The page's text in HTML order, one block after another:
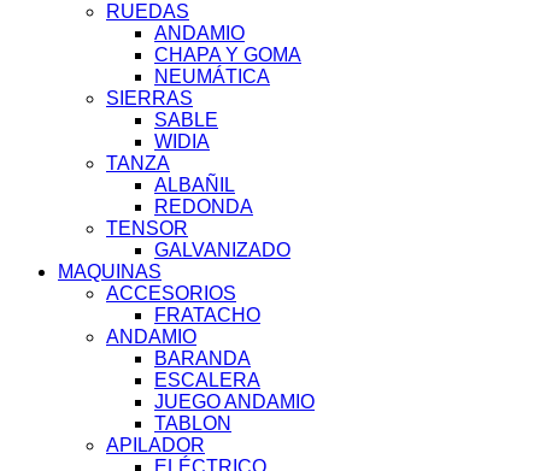
RUEDAS
ANDAMIO
CHAPA Y GOMA
NEUMÁTICA
SIERRAS
SABLE
WIDIA
TANZA
ALBAÑIL
REDONDA
TENSOR
GALVANIZADO
MAQUINAS
ACCESORIOS
FRATACHO
ANDAMIO
BARANDA
ESCALERA
JUEGO ANDAMIO
TABLON
APILADOR
ELÉCTRICO